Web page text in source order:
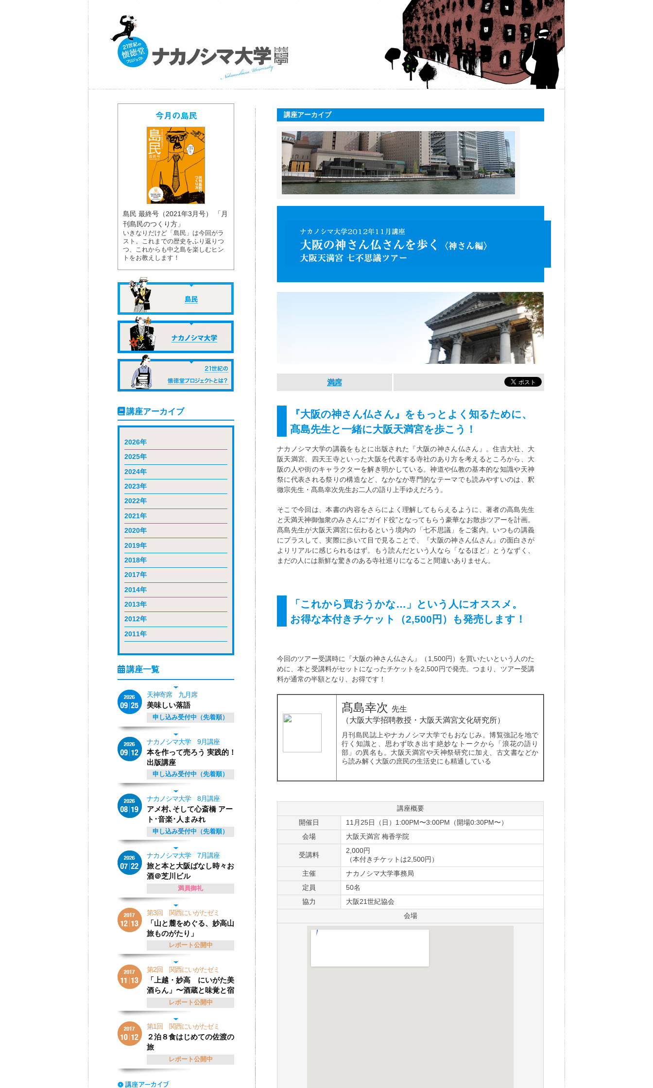
講座アーカイブ
満席
『大阪の神さん仏さん』をもっとよく知るために、
髙島先生と一緒に大阪天満宮を歩こう！
ナカノシマ大学の講義をもとに出版された『大阪の神さん仏さん』。住吉大社、大
阪天満宮、四天王寺といった大阪を代表する寺社のあり方を考えるところから、大
阪の人や街のキャラクターを解き明かしている。神道や仏教の基本的な知識や天神
祭に代表される祭りの構造など、なかなか専門的なテーマでも読みやすいのは、釈
徹宗先生・髙島幸次先生お二人の語り上手ゆえだろう。
そこで今回は、本書の内容をさらによく理解してもらえるように、著者の高島先生
と天満天神御伽衆のみさんに“ガイド役”となってもらう豪華なお散歩ツアーを計画。
髙島先生が大阪天満宮に伝わるという境内の「七不思議」をご案内。いつもの講義
にプラスして、実際に歩いて目で見ることで、『大阪の神さん仏さん』の面白さが
よりリアルに感じられるはず。もう読んだという人なら「なるほど」とうなずく、
まだの人には新鮮な驚きのある寺社巡りになること間違いありません。
「これから買おうかな…」という人にオススメ。
お得な本付きチケット（2,500円）も発売します！
今回のツアー受講時に『大阪の神さん仏さん』（1,500円）を買いたいという人のた
めに、本と受講料がセットになったチケットを2,500円で発売。つまり、ツアー受講
料が通常の半額となり、お得です！
髙島幸次 先生
（大阪大学招聘教授・大阪天満宮文化研究所）
月刊島民誌上やナカノシマ大学でもおなじみ。博覧強記を地で
行く知識と、思わず吹き出す絶妙なトークから「浪花の語り
部」の異名も。大阪天満宮や天神祭研究に加え、古文書などか
ら読み解く大阪の庶民の生活史にも精通している
講座概要
開催日
11月25日（日）1:00PM〜3:00PM（開場0:30PM〜）
会場
大阪天満宮 梅香学院
受講料
2,000円
（本付きチケットは2,500円）
主催
ナカノシマ大学事務局
定員
50名
協力
大阪21世紀協会
会場
島民 最終号（2021年3月号） 「月
刊島民のつくり方」
いきなりだけど「島民」は今回がラ
スト。これまでの歴史をふり返りつ
つ、これからも中之島を楽しむヒン
トをお教えします！
講座アーカイブ
2026年
2025年
2024年
2023年
2022年
2021年
2020年
2019年
2018年
2017年
2014年
2013年
2012年
2011年
天神寄席 九月席
美味しい落語
申し込み受付中（先着順）
ナカノシマ大学 9月講座
本を作って売ろう 実践的！
出版講座
申し込み受付中（先着順）
ナカノシマ大学 8月講座
アメ村､そして心斎橋 アー
ト･音楽･人まみれ
申し込み受付中（先着順）
ナカノシマ大学 7月講座
旅と本と大阪ばなし時々お
酒＠芝川ビル
満員御礼
第3回 関西にいがたゼミ
「山と麓をめぐる、妙高山
旅ものがたり」
レポート公開中
第2回 関西にいがたゼミ
「上越・妙高 にいがた美
酒らん」〜酒蔵と味覚と宿
レポート公開中
第1回 関西にいがたゼミ
２泊８食はじめての佐渡の
旅
レポート公開中